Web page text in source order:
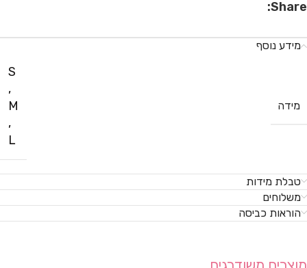
Share:
מידע נוסף
מידה
S
,
M
,
L
טבלת מידות
משלוחים
הוראות כביסה